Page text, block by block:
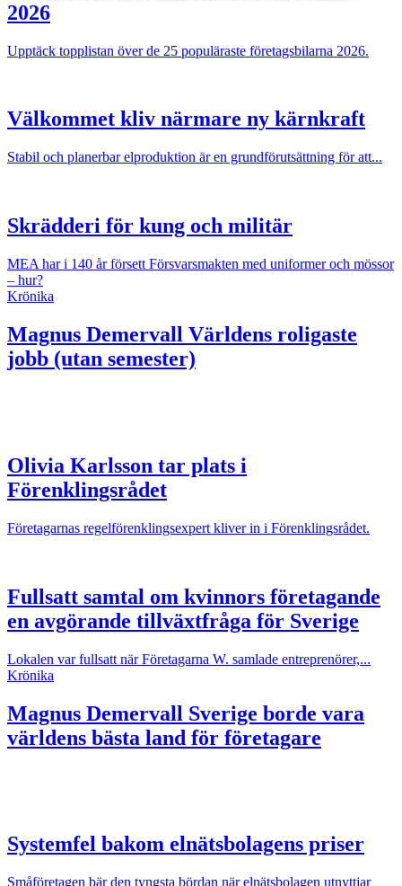
2026
Upptäck topplistan över de 25 populäraste företagsbilarna 2026.
Välkommet kliv närmare ny kärnkraft
Stabil och planerbar elproduktion är en grundförutsättning för att...
Skrädderi för kung och militär
MEA har i 140 år försett Försvarsmakten med uniformer och mössor
– hur?
Krönika
Magnus Demervall Världens roligaste
jobb (utan semester)
Olivia Karlsson tar plats i
Förenklingsrådet
Företagarnas regelförenklingsexpert kliver in i Förenklingsrådet.
Fullsatt samtal om kvinnors företagande
en avgörande tillväxtfråga för Sverige
Lokalen var fullsatt när Företagarna W. samlade entreprenörer,...
Krönika
Magnus Demervall Sverige borde vara
världens bästa land för företagare
Systemfel bakom elnätsbolagens priser
Småföretagen bär den tyngsta bördan när elnätsbolagen utnyttjar